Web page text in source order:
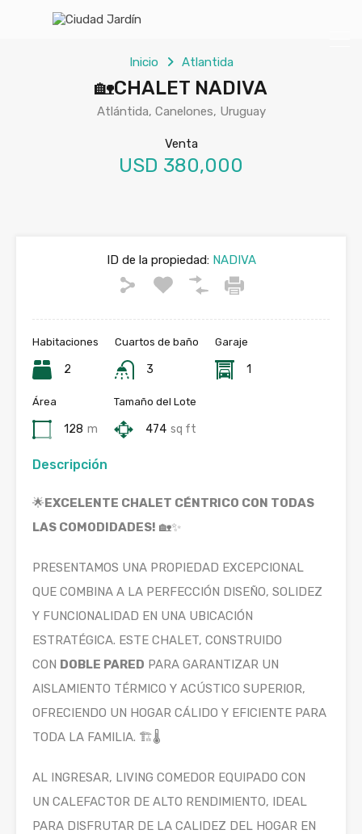
Inicio Atlantida
🏡CHALET NADIVA
Atlántida, Canelones, Uruguay
Venta
USD 380,000
ID de la propiedad:NADIVA
Habitaciones
2
Cuartos de baño
3
Garaje
1
Área
128 m
Tamaño del Lote
474 sq ft
Descripción
🌟EXCELENTE CHALET CÉNTRICO CON TODAS
LAS COMODIDADES! 🏡✨
PRESENTAMOS UNA PROPIEDAD EXCEPCIONAL
QUE COMBINA A LA PERFECCIÓN DISEÑO, SOLIDEZ
Y FUNCIONALIDAD EN UNA UBICACIÓN
ESTRATÉGICA. ESTE CHALET, CONSTRUIDO
CON DOBLE PARED PARA GARANTIZAR UN
AISLAMIENTO TÉRMICO Y ACÚSTICO SUPERIOR,
OFRECIENDO UN HOGAR CÁLIDO Y EFICIENTE PARA
TODA LA FAMILIA. 🏗️🌡️
AL INGRESAR, LIVING COMEDOR EQUIPADO CON
UN CALEFACTOR DE ALTO RENDIMIENTO, IDEAL
PARA DISFRUTAR DE LA CALIDEZ DEL HOGAR EN